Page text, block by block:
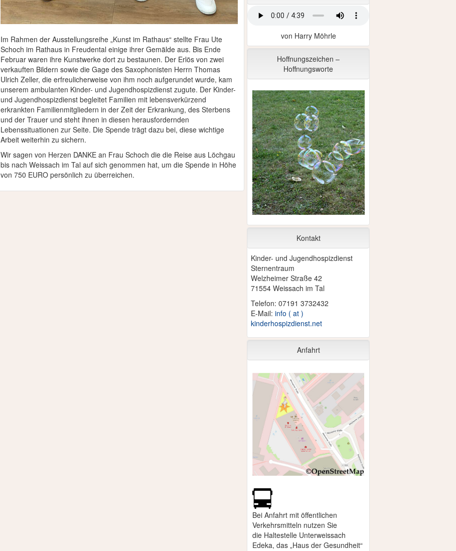
Im Rahmen der Ausstellungsreihe „Kunst im Rathaus“ stellte Frau Ute
Schoch im Rathaus in Freudental einige ihrer Gemälde aus. Bis Ende
Februar waren ihre Kunstwerke dort zu bestaunen. Der Erlös von zwei
verkauften Bildern sowie die Gage des Saxophonisten Herrn Thomas
Ulrich Zeller, die erfreulicherweise von ihm noch aufgerundet wurde, kam
unserem ambulanten Kinder- und Jugendhospizdienst zugute. Der Kinder-
und Jugendhospizdienst begleitet Familien mit lebensverkürzend
erkrankten Familienmitgliedern in der Zeit der Erkrankung, des Sterbens
und der Trauer und steht ihnen in diesen herausfordernden
Lebenssituationen zur Seite. Die Spende trägt dazu bei, diese wichtige
Arbeit weiterhin zu sichern.
Wir sagen von Herzen DANKE an Frau Schoch die die Reise aus Löchgau
bis nach Weissach im Tal auf sich genommen hat, um die Spende in Höhe
von 750 EURO persönlich zu überreichen.
von Harry Möhrle
Hoffnungszeichen –
Hoffnungsworte
Kontakt
Kinder- und Jugendhospizdienst
Sternentraum
Welzheimer Straße 42
71554 Weissach im Tal
Telefon: 07191 3732432
E-Mail:info ( at )
kinderhospizdienst.net
Anfahrt
Bei Anfahrt mit öffentlichen
Verkehrsmitteln nutzen Sie
die Haltestelle Unterweissach
Edeka, das „Haus der Gesundheit“